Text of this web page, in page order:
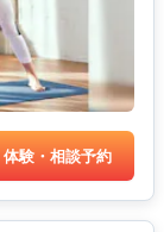
体験・相談予約